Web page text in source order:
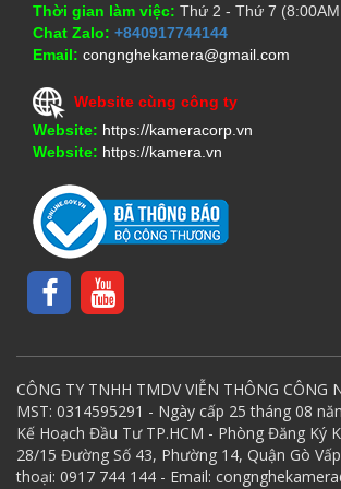
Thời gian làm việc: Thứ 2 - Thứ 7
Chat Zalo: +840917744144
Email: congnghekamera@gmail.com
Website cùng công ty
Website: https://kameracorp.vn
Website: https://kamera.vn
CÔNG TY TNHH TMDV VIỄN THÔNG CÔNG
MST: 0314595291 - Ngày cấp 25 tháng 08
Kế Hoạch Đầu Tư TP.HCM - Phòng Đăng Ký
28/15 Đường Số 43, Phường 14, Quận Gò
thoại: 0917 744 144 - Email: